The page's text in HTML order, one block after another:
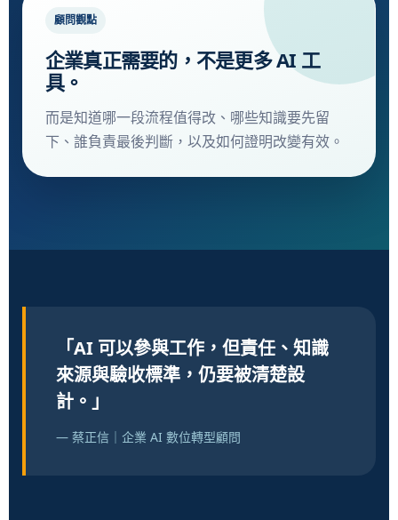
顧問觀點
企業真正需要的，不是更多 AI 工
具。
而是知道哪一段流程值得改、哪些知識要先留
下、誰負責最後判斷，以及如何證明改變有效。
「AI 可以參與工作，但責任、知識
來源與驗收標準，仍要被清楚設
計。」
— 蔡正信｜企業 AI 數位轉型顧問